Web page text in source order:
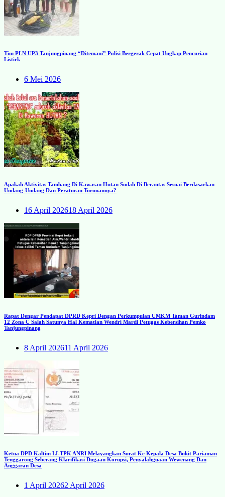
Tim PLN UP3 Tanjungpinang “Ditemani” Polisi Bergerak Cepat Ungkap Pencurian
Listirk
6 Mei 2026
Apakah Aktivitas Tambang Di Kawasan Hutan Sudah Di Berantas Sesuai Berdasarkan
Undang-Undang Dan Peraturan Turunannya?
16 April 202618 April 2026
Rapat Dengar Pendapat DPRD Kepri Dengan Perkumpulan UMKM Taman Gurindam
12 Zona C Salah Satunya Hal Kematian Wendri Mardi Petugas Kebersihan Pemko
Tanjungpinang
8 April 202611 April 2026
Ketua DPD Kaltim LI-TPK ANRI Melayangkan Surat Ke Kepala Desa Bukit Pariaman
Tenggarong Seberang Klarifikasi Dugaan Korupsi, Penyalahguaan Wewenang Dan
Anggaran Desa
1 April 20262 April 2026